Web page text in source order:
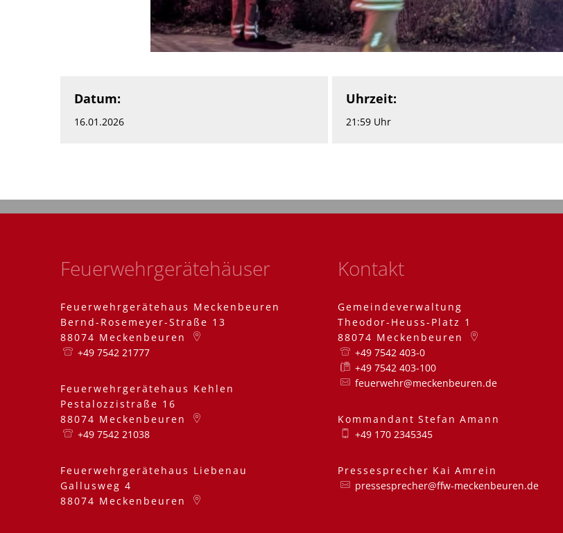
Datum:
16.01.2026
Uhrzeit:
21:59 Uhr
Feuerwehrgerätehäuser
Feuerwehrgerätehaus Meckenbeuren
Bernd-Rosemeyer-Straße 13
88074 Meckenbeuren
+49 7542 21777
Feuerwehrgerätehaus Kehlen
Pestalozzistraße 16
88074 Meckenbeuren
+49 7542 21038
Feuerwehrgerätehaus Liebenau
Gallusweg 4
88074 Meckenbeuren
Kontakt
Gemeindeverwaltung
Theodor-Heuss-Platz 1
88074 Meckenbeuren
+49 7542 403-0
+49 7542 403-100
feuerwehr@meckenbeuren.de
Kommandant Stefan Amann
+49 170 2345345
Pressesprecher Kai Amrein
pressesprecher@ffw-meckenbeuren.de